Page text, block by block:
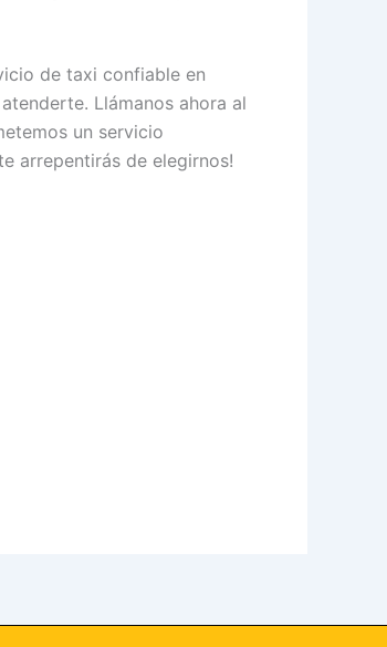
de taxi confiable en
Llámanos ahora al
un servicio
arrepentirás de elegirnos!